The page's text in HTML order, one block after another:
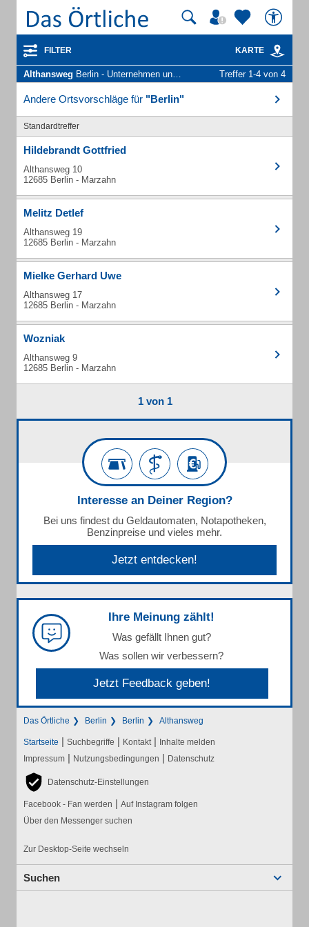
FILTER KARTE
Althansweg Berlin - Unternehmen und Personen Treffer 1-4 von 4
Andere Ortsvorschläge für "Berlin"
Standardtreffer
Hildebrandt Gottfried
Althansweg 10
12685 Berlin - Marzahn
Melitz Detlef
Althansweg 19
12685 Berlin - Marzahn
Mielke Gerhard Uwe
Althansweg 17
12685 Berlin - Marzahn
Wozniak
Althansweg 9
12685 Berlin - Marzahn
1 von 1
Interesse an Deiner Region?
Bei uns findest du Geldautomaten, Notapotheken,
Benzinpreise und vieles mehr.
Jetzt entdecken!
Ihre Meinung zählt!
Was gefällt Ihnen gut?
Was sollen wir verbessern?
Jetzt Feedback geben!
Das Örtliche Berlin Berlin Althansweg
Startseite | Suchbegriffe | Kontakt | Inhalte melden
Impressum | Nutzungsbedingungen | Datenschutz
Datenschutz-Einstellungen
Facebook - Fan werden | Auf Instagram folgen
Über den Messenger suchen
Zur Desktop-Seite wechseln
Suchen